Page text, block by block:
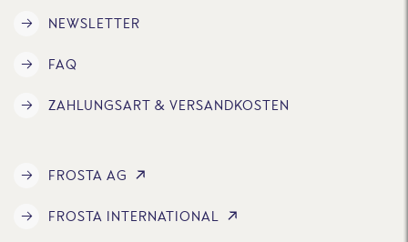
NEWSLETTER
FAQ
ZAHLUNGSART & VERSANDKOSTEN
FROSTA AG
FROSTA INTERNATIONAL